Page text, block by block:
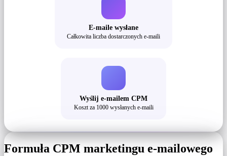
E-maile wysłane
Całkowita liczba dostarczonych e-maili
Wyślij e-mailem CPM
Koszt za 1000 wysłanych e-maili
Formuła CPM marketingu e-mailowego